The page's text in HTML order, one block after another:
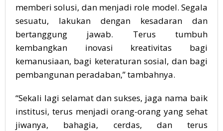
memberi solusi, dan menjadi role model. Segala
sesuatu, lakukan dengan kesadaran dan
bertanggung jawab. Terus tumbuh
kembangkan inovasi kreativitas bagi
kemanusiaan, bagi keteraturan sosial, dan bagi
pembangunan peradaban,” tambahnya.
“Sekali lagi selamat dan sukses, jaga nama baik
institusi, terus menjadi orang-orang yang sehat
jiwanya, bahagia, cerdas, dan terus